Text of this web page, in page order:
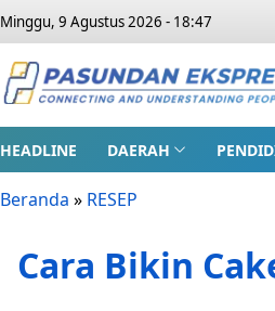
Minggu, 9 Agustus 2026 - 18:47
HEADLINE DAERAH
Beranda » RESEP
Cara Bikin